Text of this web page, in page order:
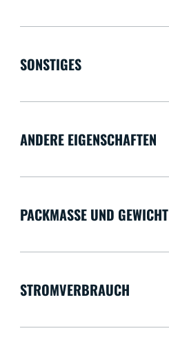
SONSTIGES
ANDERE EIGENSCHAFTEN
PACKMASSE UND GEWICHT
STROMVERBRAUCH